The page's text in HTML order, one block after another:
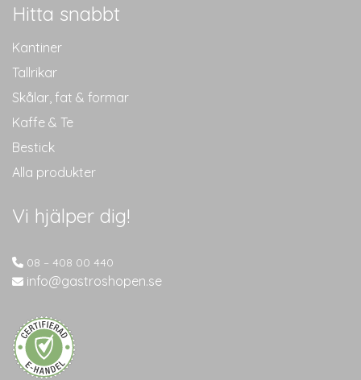
Hitta snabbt
Kantiner
Tallrikar
Skålar, fat & formar
Kaffe & Te
Bestick
Alla produkter
Vi hjälper dig!
08 – 408 00 440
info@gastroshopen.se